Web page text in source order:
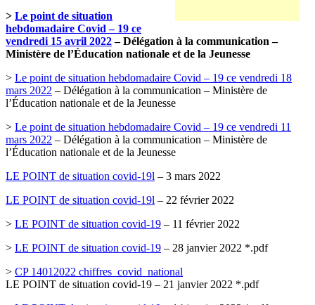
> Le point de situation
hebdomadaire Covid – 19 ce
vendredi 15 avril 2022– Délégation à la communication –
Ministère de l’Éducation nationale et de la Jeunesse
> Le point de situation hebdomadaire Covid – 19 ce vendredi 18
mars 2022 – Délégation à la communication – Ministère de
l’Éducation nationale et de la Jeunesse
> Le point de situation hebdomadaire Covid – 19 ce vendredi 11
mars 2022 – Délégation à la communication – Ministère de
l’Éducation nationale et de la Jeunesse
LE POINT de situation covid-19l – 3 mars 2022
LE POINT de situation covid-19l – 22 février 2022
> LE POINT de situation covid-19 – 11 février 2022
> LE POINT de situation covid-19 – 28 janvier 2022 *.pdf
> CP 14012022 chiffres_covid_national
LE POINT de situation covid-19 – 21 janvier 2022 *.pdf